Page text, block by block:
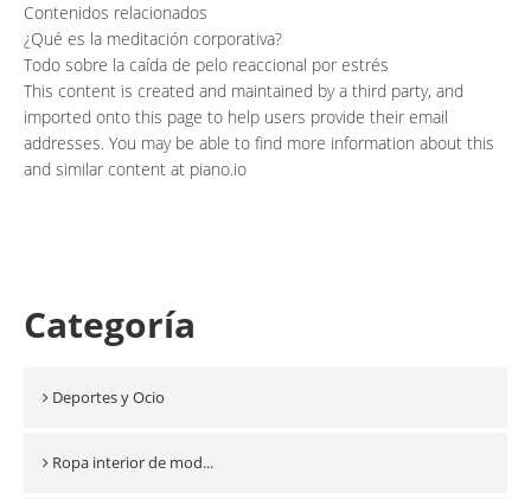
Contenidos relacionados
¿Qué es la meditación corporativa?
Todo sobre la caída de pelo reaccional por estrés
This content is created and maintained by a third party, and
imported onto this page to help users provide their email
addresses. You may be able to find more information about this
and similar content at piano.io
Categoría
Deportes y Ocio
Ropa interior de mod...